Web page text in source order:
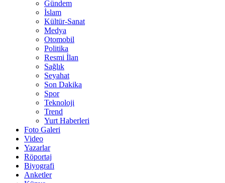
Gündem
İslam
Kültür-Sanat
Medya
Otomobil
Politika
Resmi İlan
Sağlık
Seyahat
Son Dakika
Spor
Teknoloji
Trend
Yurt Haberleri
Foto Galeri
Video
Yazarlar
Röportaj
Biyografi
Anketler